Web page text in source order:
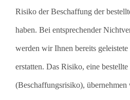
Risiko der Beschaffung der
haben. Bei entsprechender
werden wir Ihnen bereits
erstatten. Das Risiko, eine
(Beschaffungsrisiko),